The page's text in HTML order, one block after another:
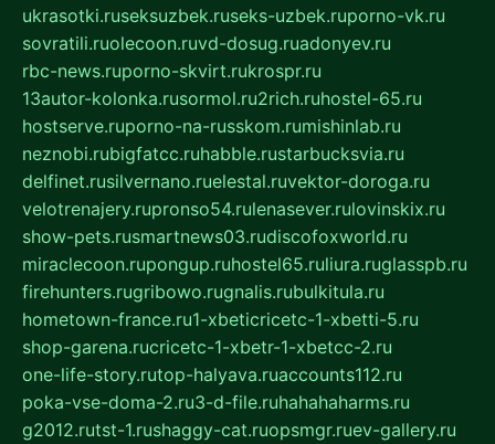
ukrasotki.ruseksuzbek.ruseks-uzbek.ruporno-vk.ru
sovratili.ruolecoon.ruvd-dosug.ruadonyev.ru
rbc-news.ruporno-skvirt.rukrospr.ru
13autor-kolonka.rusormol.ru2rich.ruhostel-65.ru
hostserve.ruporno-na-russkom.rumishinlab.ru
neznobi.rubigfatcc.ruhabble.rustarbucksvia.ru
delfinet.rusilvernano.ruelestal.ruvektor-doroga.ru
velotrenajery.rupronso54.rulenasever.rulovinskix.ru
show-pets.rusmartnews03.rudiscofoxworld.ru
miraclecoon.rupongup.ruhostel65.ruliura.ruglasspb.ru
firehunters.rugribowo.rugnalis.rubulkitula.ru
hometown-france.ru1-xbeticricetc-1-xbetti-5.ru
shop-garena.rucricetc-1-xbetr-1-xbetcc-2.ru
one-life-story.rutop-halyava.ruaccounts112.ru
poka-vse-doma-2.ru3-d-file.ruhahahaharms.ru
g2012.rutst-1.rushaggy-cat.ruopsmgr.ruev-gallery.ru